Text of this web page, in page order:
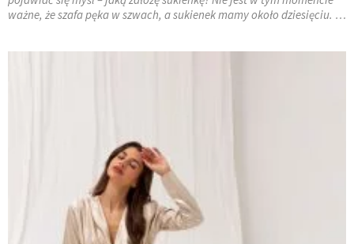
ważne, że szafa pęka w szwach, a sukienek mamy około dziesięciu. …